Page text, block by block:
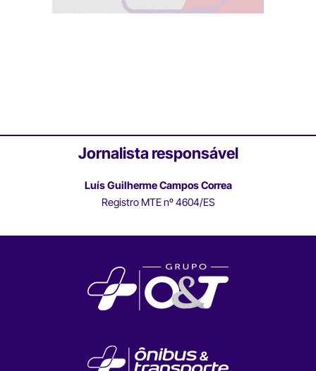
Jornalista responsável
Luís Guilherme Campos Correa
Registro MTE nº 4604/ES